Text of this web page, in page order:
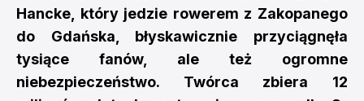
Hancke, który jedzie rowerem z Zakopanego
do Gdańska, błyskawicznie przyciągnęła
tysiące fanów, ale też ogromne
niebezpieczeństwo. Twórca zbiera 12